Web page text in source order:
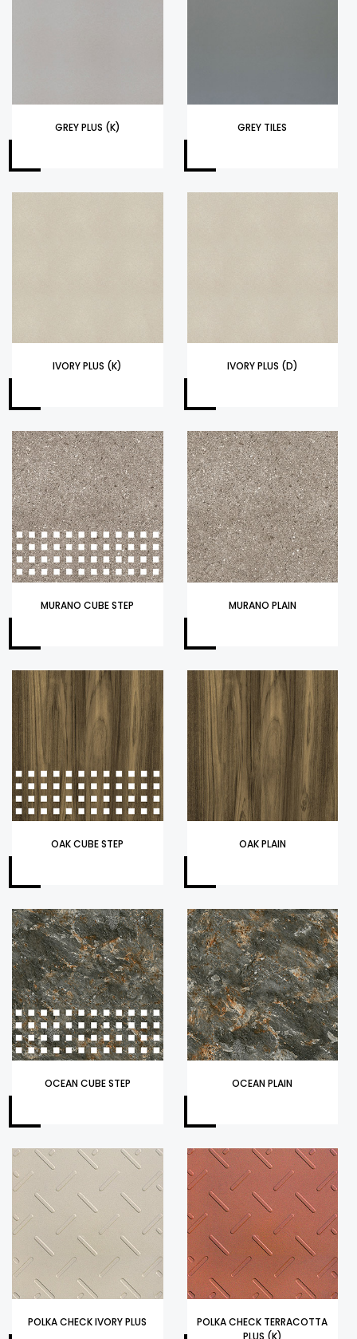
GREY PLUS (K) GREY TILES
IVORY PLUS (K) IVORY PLUS (D)
MURANO CUBE STEP MURANO PLAIN
OAK CUBE STEP OAK PLAIN
OCEAN CUBE STEP OCEAN PLAIN
POLKA CHECK IVORY PLUS
POLKA CHECK TERRACOTTA